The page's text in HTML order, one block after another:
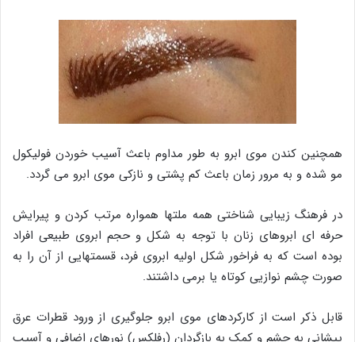
همچنین کندن موی ابرو به طور مداوم باعث آسیب خوردن فولیکول
مو شده و به مرور زمان باعث کم پشتی و نازکی موی ابرو می گردد.
در فرهنگ زیبایی شناختی همه ملتها همواره مرتب کردن و پیرایش
حرفه ای ابروهای زنان با توجه به شکل و حجم ابروی طبیعی افراد
بوده است که به فراخور شکل اولیه ابروی فرد، قسمتهایی از آن را به
صورت چشم نوازیی کوتاه یا برمی داشتند.
قابل ذکر است از کارکردهای موی ابرو جلوگیری از ورود قطرات عرق
پیشانی به چشم و کمک به بازگردان (رفلکس) نورهای اضافی و آسیب